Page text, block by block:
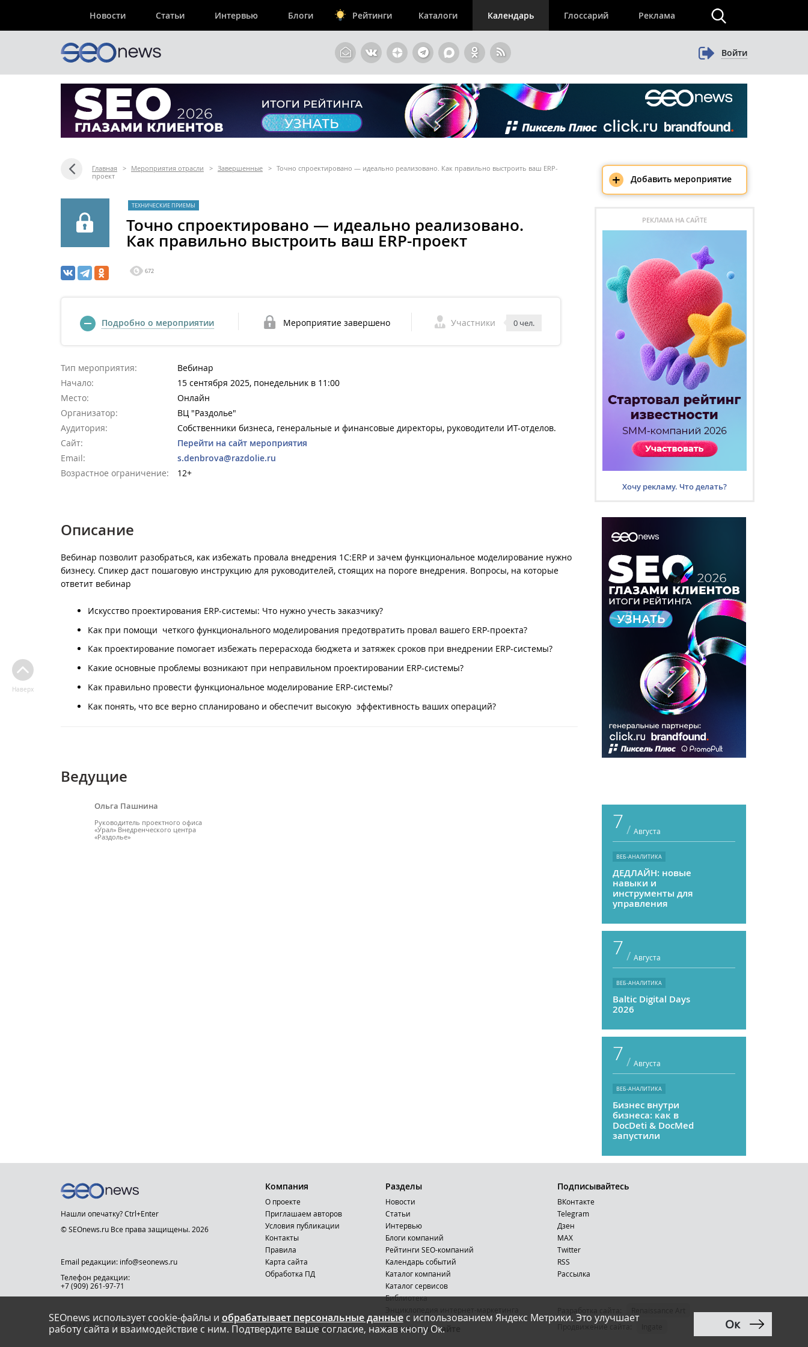
Новости Статьи Интервью Блоги Рейтинги Каталоги Календарь Глоссарий Реклама
Войти
Главная > Мероприятия отрасли > Завершенные > Точно спроектировано — идеально реализовано. Как правильно выстроить ваш ERP-
проект
ТЕХНИЧЕСКИЕ ПРИЕМЫ
Точно спроектировано — идеально реализовано.
Как правильно выстроить ваш ERP-проект
672
Подробно о мероприятии Мероприятие завершено Участники 0 чел.
Тип мероприятия:
Вебинар
Начало:
15 сентября 2025, понедельник в 11:00
Место:
Онлайн
Организатор:
ВЦ "Раздолье"
Аудитория:
Собственники бизнеса, генеральные и финансовые директоры, руководители ИТ-отделов.
Сайт:
Перейти на сайт мероприятия
Email:
s.denbrova@razdolie.ru
Возрастное ограничение:
12+
Описание
Вебинар позволит разобраться, как избежать провала внедрения 1С:ERP и зачем функциональное моделирование нужно
бизнесу. Спикер даст пошаговую инструкцию для руководителей, стоящих на пороге внедрения. Вопросы, на которые
ответит вебинар
Искусство проектирования ERP-системы: Что нужно учесть заказчику?
Как при помощи четкого функционального моделирования предотвратить провал вашего ERP-проекта?
Как проектирование помогает избежать перерасхода бюджета и затяжек сроков при внедрении ERP-системы?
Какие основные проблемы возникают при неправильном проектировании ERP-системы?
Как правильно провести функциональное моделирование ERP-системы?
Как понять, что все верно спланировано и обеспечит высокую эффективность ваших операций?
Ведущие
Ольга Пашнина
Руководитель проектного офиса
«Урал» Внедренческого центра
«Раздолье»
Наверх
+ Добавить мероприятие
РЕКЛАМА НА САЙТЕ
Хочу рекламу. Что делать?
7 / Августа
ВЕБ-АНАЛИТИКА
ДЕДЛАЙН: новые
навыки и
инструменты для
управления
7 / Августа
ВЕБ-АНАЛИТИКА
Baltic Digital Days
2026
7 / Августа
ВЕБ-АНАЛИТИКА
Бизнес внутри
бизнеса: как в
DocDeti & DocMed
запустили
как стартап
SEOnews использует cookie-файлы и обрабатывает персональные данныес использованием Яндекс Метрики. Это улучшает
работу сайта и взаимодействие с ним. Подтвердите ваше согласие, нажав кнопу Ок.
Ок
Нашли опечатку? Ctrl+Enter
© SEOnews.ru Все права защищены. 2026
Email редакции: info@seonews.ru
Телефон редакции:
+7 (909) 261-97-71
This site is protected by reCAPTCHA and the Google
Privacy Policyand Terms of Serviceapply.
Компания
О проекте
Приглашаем авторов
Условия публикации
Контакты
Правила
Карта сайта
Обработка ПД
Мобильная версия
Разделы
Новости
Статьи
Интервью
Блоги компаний
Рейтинги SEO-компаний
Календарь событий
Каталог компаний
Каталог сервисов
Библиотека
Реклама на сайте
Подписывайтесь
ВКонтакте
Telegram
Дзен
MAX
Тwitter
RSS
Рассылка
Продвижение сайта
12+